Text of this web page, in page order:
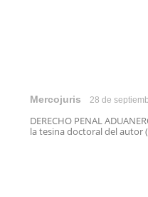
Mercojuris 28 de
DERECHO PENAL
la tesina doctoral del autor